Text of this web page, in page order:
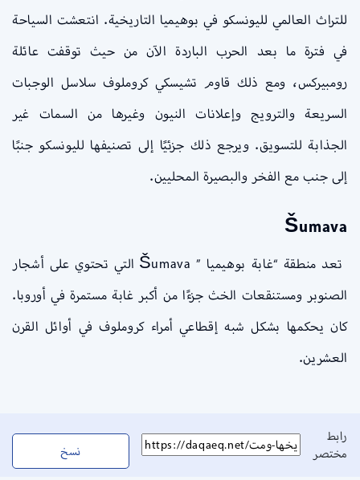
للتراث العالمي لليونسكو في بوهيميا التاريخية. انتعشت السياحة
في فترة ما بعد الحرب الباردة الآن من حيث توقفت عائلة
رومبيركس، ومع ذلك قاوم تشيسكي كروملوف سلاسل الوجبات
السريعة والترويج وإعلانات النيون وغيرها من السمات غير
الجذابة للتسويق. ويرجع ذلك جزئيًا إلى تصنيفها لليونسكو جنبًا
إلى جنب مع الفخر والبصيرة المحليين.
Šumava
تعد منطقة “غابة بوهيميا ” Šumava التي تحتوي على أشجار
الصنوبر ومستنقعات الخث جزءًا من أكبر غابة مستمرة في أوروبا.
كان يحكمها بشكل شبه إقطاعي أمراء كروملوف في أوائل القرن
العشرين.
رابط
مختصر
نسخ